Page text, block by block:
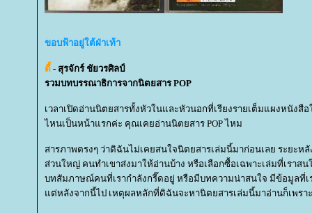
ขอบฟ้าอยู่ใต้ฝ่าเท้า
ตี้ - สุรจักร์ ชัยวรศิลป์
รวมบทบรรณาธิการจากนิตยสาร POP
เวลาเปิดอ่านนิตยสารทั้งหัวในและหัวนอกที่เรียงรายเต็มแผงหนังสื
ไหนเป็นหน้าแรกค่ะ คุณเคยอ่านนิตยสาร POP ไหม
สารภาพตรงๆ ว่าดิฉันไม่เคยสนใจนิตยสารเล่มนี้มาก่อนเลย ระยะห
ส่วนใหญ่ คนทำเขาส่งมาให้อ่านบ้าง หรือเลือกซื้อเฉพาะเล่มที่เราส
บทสัมภาษณ์คนที่เรากำลังกรี๊ดอยู่ หรือมีบทความน่าสนใจ มีข้อมูลที่เ
ต่หลังจากนี้ไป เหตุผลหลักที่ดิฉันจะหานิตยสารเล่มนี้มาอ่านก็เพรา